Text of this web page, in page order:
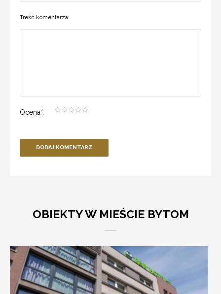
Treść komentarza:
Ocena*:
DODAJ KOMENTARZ
OBIEKTY W MIEŚCIE BYTOM